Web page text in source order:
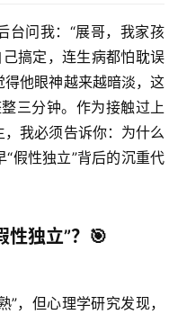
台问我：“展哥，我家孩
搞定，连生病都怕耽误
他眼神越来越暗淡，这
三分钟。作为接触过上
我必须告诉你： 为什么
假性独立”背后的沉重代
性独立”？🎯
”，但心理学研究发现，